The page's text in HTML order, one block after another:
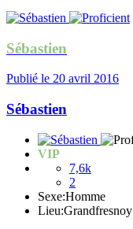
Sébastien
Publié le 20 avril 2016
Sébastien
VIP
7,6k
2
Sexe:Homme
Lieu:Grandfresnoy